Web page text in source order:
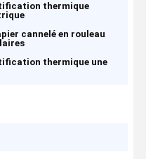
thermique
cannelé en rouleau
thermique une